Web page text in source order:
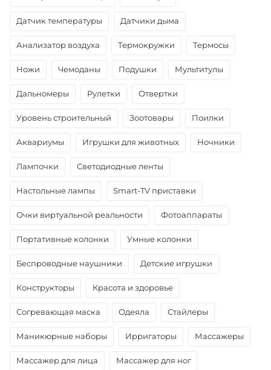
Датчик температуры Датчики дыма
Анализатор воздуха Термокружки Термосы
Ножи Чемоданы Подушки Мультитулы
Дальномеры Рулетки Отвертки
Уровень строительный Зоотовары Поилки
Аквариумы Игрушки для животных Ночники
Лампочки Светодиодные ленты
Настольные лампы Smart-TV приставки
Очки виртуальной реальности Фотоаппараты
Портативные колонки Умные колонки
Беспроводные наушники Детские игрушки
Конструкторы Красота и здоровье
Согревающая маска Одеяла Стайлеры
Маникюрные наборы Ирригаторы Массажеры
Массажер для лица Массажер для ног